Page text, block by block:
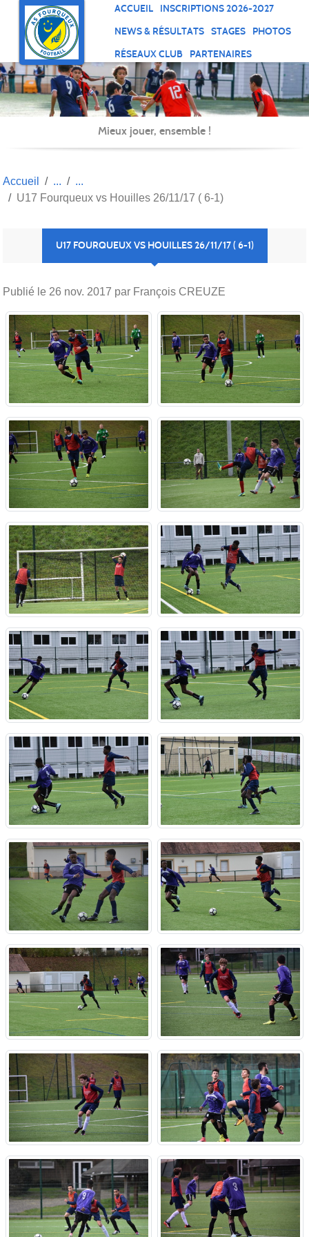
ACCUEIL
INSCRIPTIONS 2026-2027
NEWS & RÉSULTATS
STAGES
PHOTOS
RÉSEAUX CLUB
PARTENAIRES
Mieux jouer, ensemble !
Accueil
U17 Fourqueux vs Houilles 26/11/17 ( 6-1)
U17 FOURQUEUX VS HOUILLES 26/11/17 ( 6-1)
Publié le 26 nov. 2017 par François CREUZE
Panneau de gestion des cookies